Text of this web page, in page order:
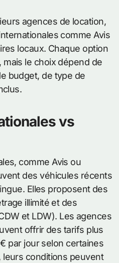
agences de location,
comme Avis
locaux. Chaque option
le choix dépend de
budget, de type de
vs
comme Avis ou
des véhicules récents
Elles proposent des
illimité et des
et LDW). Les agences
offrir des tarifs plus
par jour selon certaines
conditions peuvent